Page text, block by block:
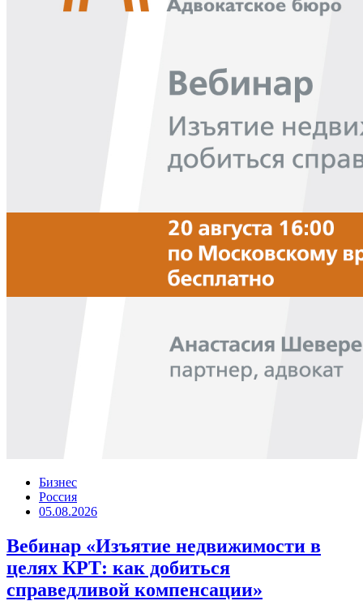
Бизнес
Россия
05.08.2026
Вебинар «Изъятие недвижимости в
целях КРТ: как добиться
справедливой компенсации»